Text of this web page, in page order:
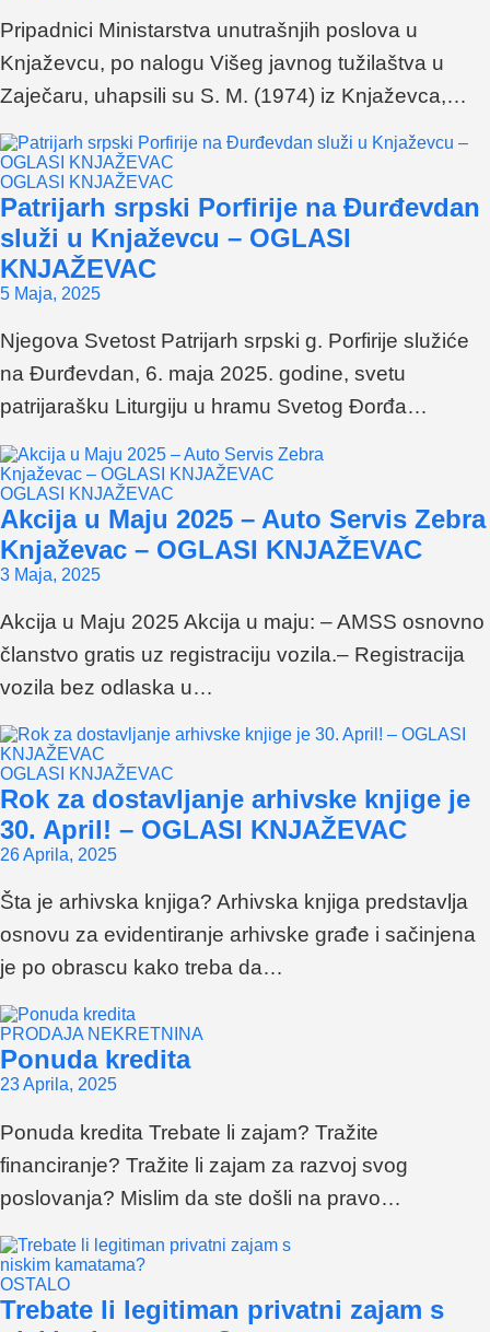
Pripadnici Ministarstva unutrašnjih poslova u
Knjaževcu, po nalogu Višeg javnog tužilaštva u
Zaječaru, uhapsili su S. M. (1974) iz Knjaževca,…
OGLASI KNJAŽEVAC
Patrijarh srpski Porfirije na Đurđevdan
služi u Knjaževcu – OGLASI
KNJAŽEVAC
5 Maja, 2025
Njegova Svetost Patrijarh srpski g. Porfirije služiće
na Đurđevdan, 6. maja 2025. godine, svetu
patrijarašku Liturgiju u hramu Svetog Đorđa…
OGLASI KNJAŽEVAC
Akcija u Maju 2025 – Auto Servis Zebra
Knjaževac – OGLASI KNJAŽEVAC
3 Maja, 2025
Akcija u Maju 2025 Akcija u maju: – AMSS osnovno
članstvo gratis uz registraciju vozila.– Registracija
vozila bez odlaska u…
OGLASI KNJAŽEVAC
Rok za dostavljanje arhivske knjige je
30. April! – OGLASI KNJAŽEVAC
26 Aprila, 2025
Šta je arhivska knjiga? Arhivska knjiga predstavlja
osnovu za evidentiranje arhivske građe i sačinjena
je po obrascu kako treba da…
PRODAJA NEKRETNINA
Ponuda kredita
23 Aprila, 2025
Ponuda kredita Trebate li zajam? Tražite
financiranje? Tražite li zajam za razvoj svog
poslovanja? Mislim da ste došli na pravo…
OSTALO
Trebate li legitiman privatni zajam s